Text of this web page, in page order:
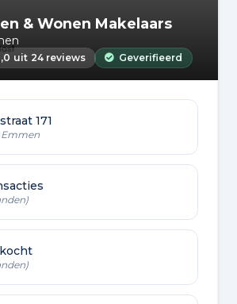
& Wonen Makelaars
uit 24 reviews Geverifieerd
171
Emmen